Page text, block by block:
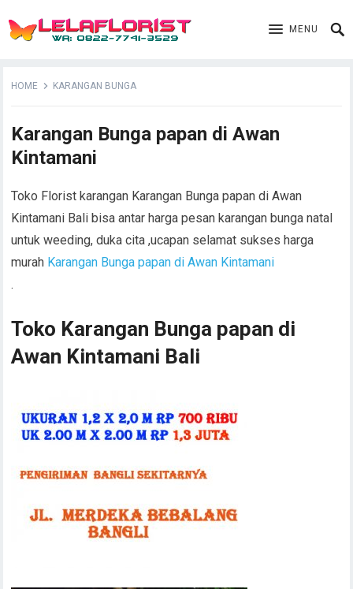
MENU
HOME KARANGAN BUNGA
Karangan Bunga papan di Awan
Kintamani
Toko Florist karangan Karangan Bunga papan di Awan
Kintamani Bali bisa antar harga pesan karangan bunga natal
untuk weeding, duka cita ,ucapan selamat sukses harga
murah Karangan Bunga papan di Awan Kintamani
.
Toko Karangan Bunga papan di
Awan Kintamani Bali